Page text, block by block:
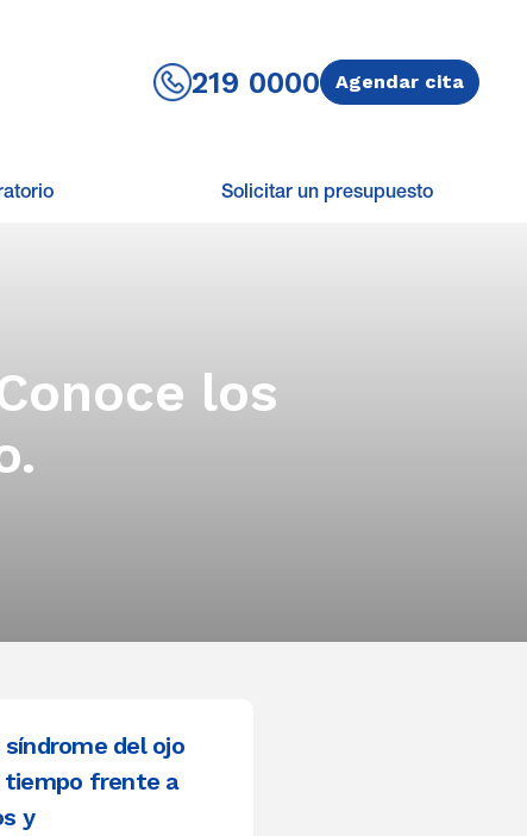
219 0000 Agendar cita
Solicitar un presupuesto
los
del ojo
tiempo frente a
y